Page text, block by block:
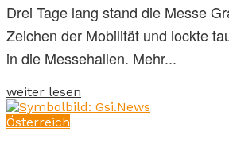
Drei Tage lang stand die Messe
Zeichen der Mobilität und lockte
in die Messehallen. Mehr...
weiter lesen
Österreich